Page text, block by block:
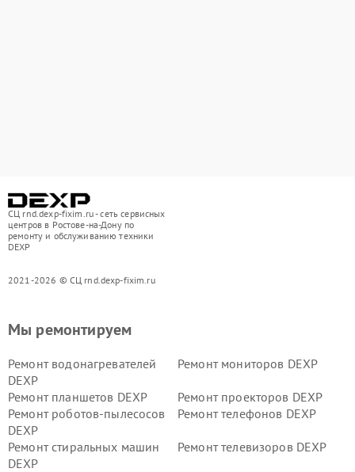
СЦ rnd.dexp-fixim.ru - сеть сервисных
центров в Ростове-на-Дону по
ремонту и обслуживанию техники
DEXP
2021-2026 © СЦ rnd.dexp-fixim.ru
Мы ремонтируем
Ремонт водонагревателей
DEXP
Ремонт мониторов DEXP
Ремонт планшетов DEXP
Ремонт проекторов DEXP
Ремонт роботов-пылесосов
DEXP
Ремонт телефонов DEXP
Ремонт стиральных машин
DEXP
Ремонт телевизоров DEXP